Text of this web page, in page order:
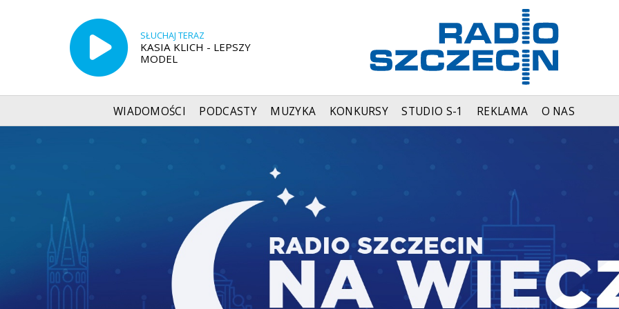
SŁUCHAJ TERAZ
KASIA KLICH - LEPSZY
MODEL
WIADOMOŚCI PODCASTY MUZYKA KONKURSY STUDIO S-1 REKLAMA O NAS